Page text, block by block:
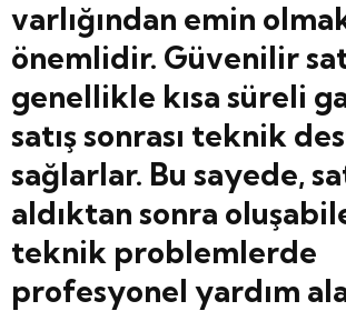
varlığından emin
önemlidir. Güvenilir
genellikle kısa süreli
satış sonrası teknik
sağlarlar. Bu sayede,
aldıktan sonra
teknik problemlerde
profesyonel yardım